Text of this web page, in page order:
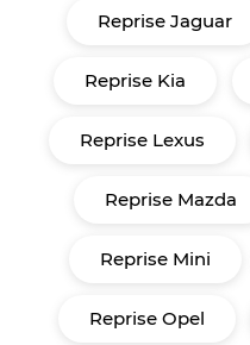
Reprise Jaguar
Reprise Kia
Reprise Lexus
Reprise Mazda
Reprise Mini
Reprise Opel